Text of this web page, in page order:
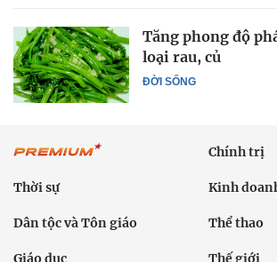
ĐỜI SỐNG
Tăng phong độ
loại rau, củ
Chính trị
Thời sự Kinh
Dân tộc và Tôn giáo Thể thao
Giáo dục Thế giới